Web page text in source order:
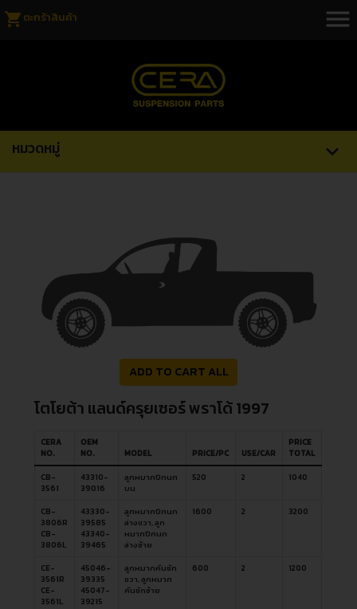
shopping_cart ตะกร้าสินค้า menu
หมวดหมู่ expand_more
ADD TO CART ALL
โตโยต้า แลนด์ครุยเซอร์ พราโด้ 1997
CERA
NO.
OEM
NO.
MODEL PRICE/PC USE/CAR
PRICE
TOTAL
CB-
3561
43310-
39016
ลูกหมากปีกนก
บน
520 2 1040
CB-
3806R
CB-
3806L
43330-
39585
43340-
39465
ลูกหมากปีกนก
ล่างขวา, ลูก
หมากปีกนก
ล่างซ้าย
1600 2 3200
CE-
3561R
CE-
3561L
45046-
39335
45047-
39215
ลูกหมากคันชัก
ขวา, ลูกหมาก
คันชักซ้าย
600 2 1200